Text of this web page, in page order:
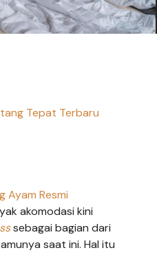
Tepat Terbaru
Ayam Resmi
akomodasi kini
sebagai bagian dari
saat ini. Hal itu